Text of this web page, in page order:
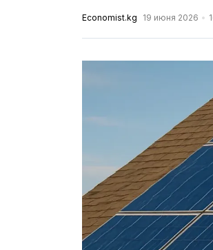
Economist.kg 19 июня 2026